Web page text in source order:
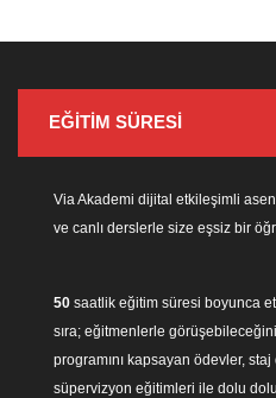
EĞİTİM SÜRESİ
Via Akademi dijital etkileşimli
ve canlı derslerle size eşsiz bir
50 saatlik eğitim süresi boyunca
sıra; eğitmenlerle
programını kapsayan ödevler,
süpervizyon eğitimleri ile dolu